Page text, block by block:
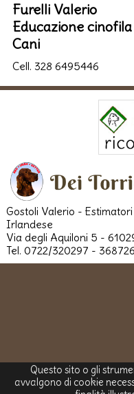
Furelli Valerio
Educazione
Cani
Cell. 328 6495446
Gostoli Valerio -
Irlandese
Via degli Aquiloni 5 -
Tel. 0722/320297 -
Questo sito o gli
avvalgono di cookie